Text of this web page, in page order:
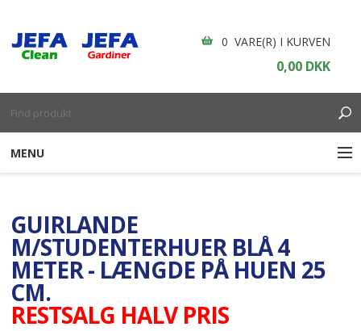
0 VARE(R) I KURVEN
0,00 DKK
MENU
ENGANGSARTIKLER
BOLIGINDRETNING
GARDINER
GUIRLANDE
M/STUDENTERHUER BLÅ 4
METER - LÆNGDE PÅ HUEN 25
CM.
RESTSALG HALV PRIS